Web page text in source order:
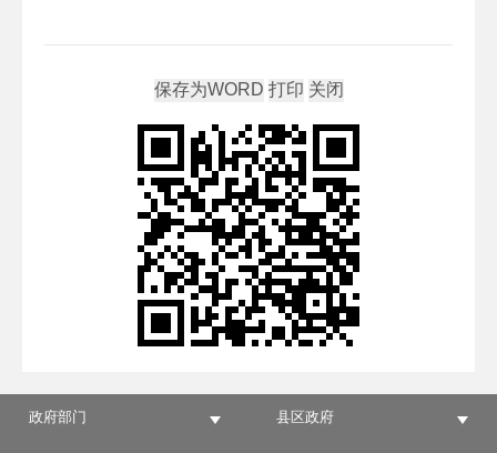
政府部门 县区政府